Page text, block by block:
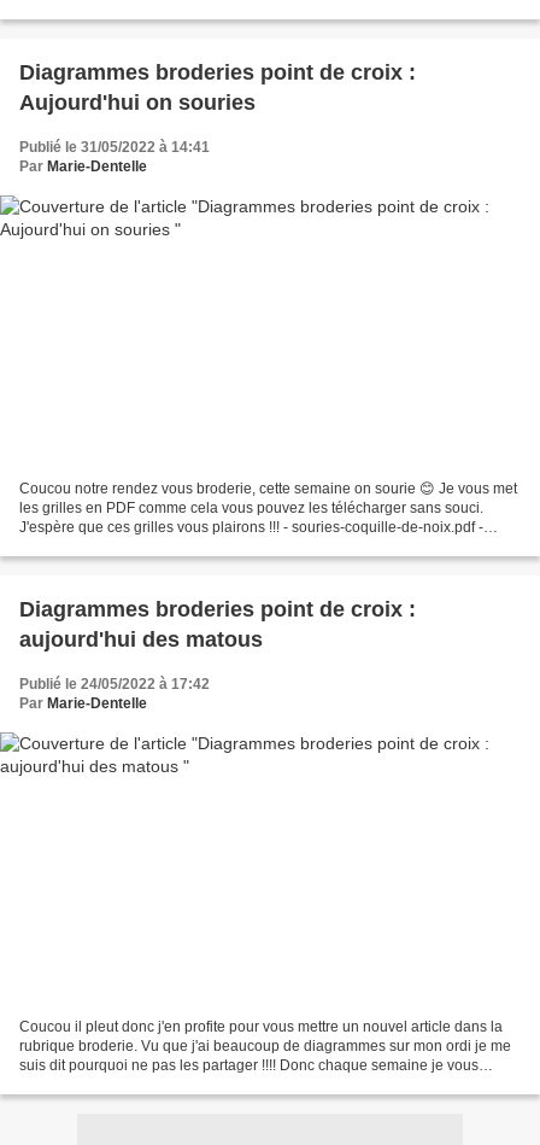
Diagrammes broderies point de croix :
Aujourd'hui on souries
Publié le 31/05/2022 à 14:41
Par Marie-Dentelle
Coucou notre rendez vous broderie, cette semaine on sourie 😊 Je vous met
les grilles en PDF comme cela vous pouvez les télécharger sans souci.
J'espère que ces grilles vous plairons !!! - souries-coquille-de-noix.pdf -
Diagrammes broderies point de croix :
aujourd'hui des matous
Publié le 24/05/2022 à 17:42
Par Marie-Dentelle
Coucou il pleut donc j'en profite pour vous mettre un nouvel article dans la
rubrique broderie. Vu que j'ai beaucoup de diagrammes sur mon ordi je me
suis dit pourquoi ne pas les partager !!!! Donc chaque semaine je vous